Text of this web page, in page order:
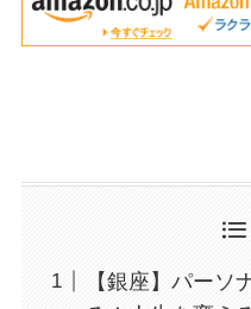
【銀座】パーソ